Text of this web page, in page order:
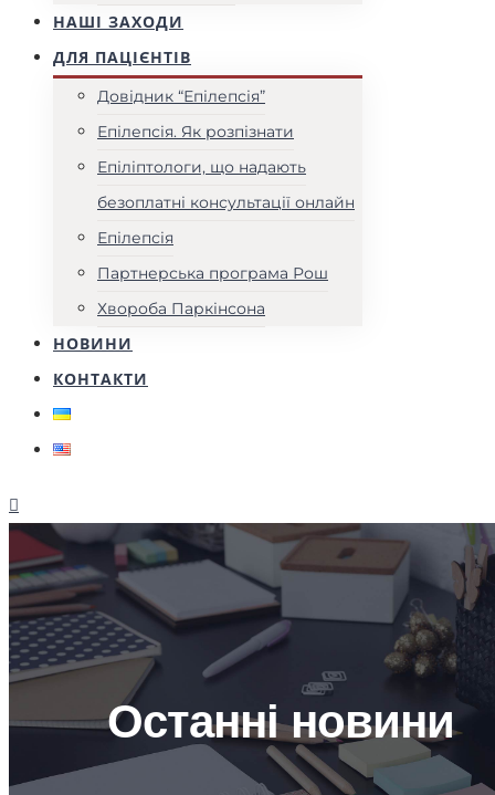
НАШІ ЗАХОДИ
ДЛЯ ПАЦІЄНТІВ
Довідник “Епілепсія”
Епілепсія. Як розпізнати
Епіліптологи, що надають
безоплатні консультації онлайн
Епілепсія
Партнерська програма Рош
Хвороба Паркінсона
НОВИНИ
КОНТАКТИ
Останні новини